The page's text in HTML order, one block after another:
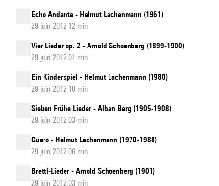
Echo Andante - Helmut Lachenmann (1961)
29 juin 2012 12 min
Vier Lieder op. 2 - Arnold Schoenberg (1899-1900)
29 juin 2012 01 min
Ein Kinderspiel - Helmut Lachenmann (1980)
29 juin 2012 10 min
Sieben Frühe Lieder - Alban Berg (1905-1908)
29 juin 2012 03 min
Guero - Helmut Lachenmann (1970-1988)
29 juin 2012 06 min
Brettl-Lieder - Arnold Schoenberg (1901)
29 juin 2012 03 min